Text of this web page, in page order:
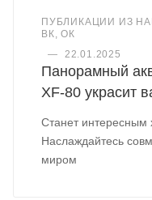
ПУБЛИКАЦИИ ИЗ
ВК, ОК
—
22.01.2025
Панорамный
XF-80 украсит
Станет интересным
Наслаждайтесь
миром